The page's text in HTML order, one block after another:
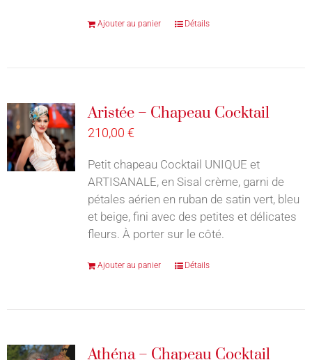
Ajouter au panier Détails
Aristée – Chapeau Cocktail
210,00 €
Petit chapeau Cocktail UNIQUE et
ARTISANALE, en Sisal crème, garni de
pétales aérien en ruban de satin vert, bleu
et beige, fini avec des petites et délicates
fleurs. À porter sur le côté.
Ajouter au panier Détails
Athéna – Chapeau Cocktail